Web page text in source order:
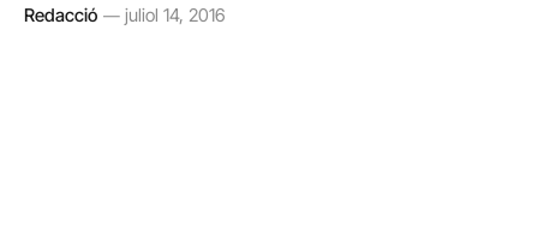
Redacció juliol 14, 2016